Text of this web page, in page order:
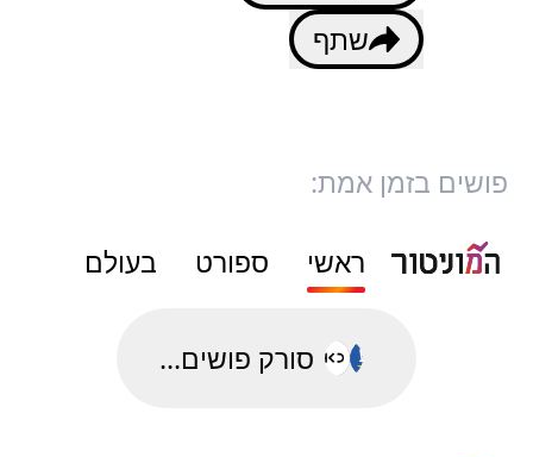
שתף
פושים בזמן אמת:
ראשי ספורט בעולם
סורק פושים...